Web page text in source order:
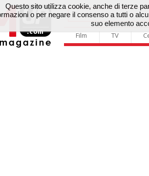
Film TV
Questo sito utilizza cookie, anche di terze
o per negare il consenso a tutti o
suo elemento